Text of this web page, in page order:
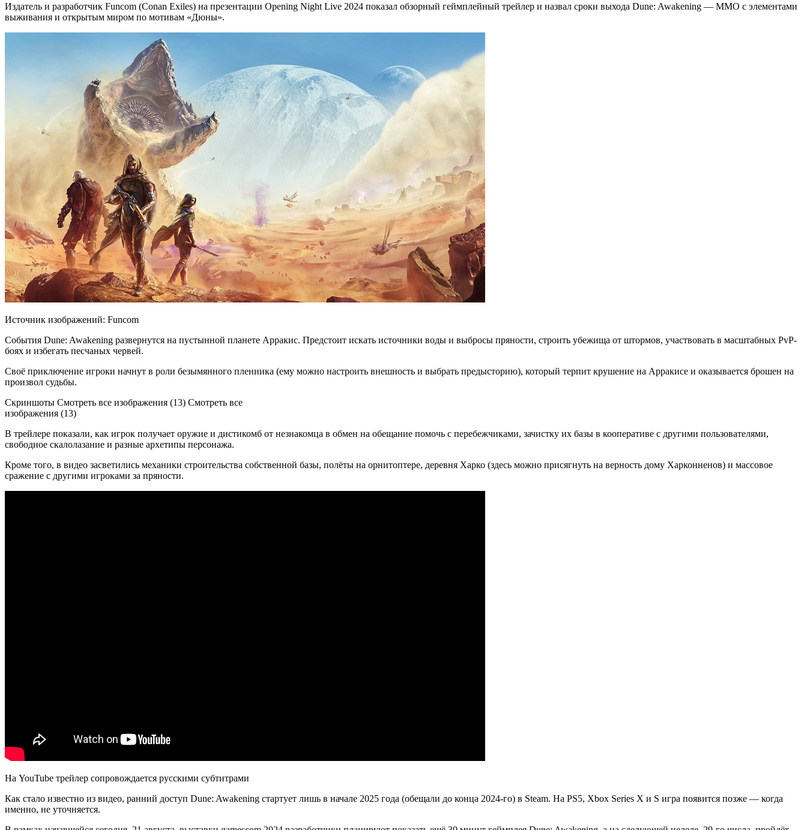
Издатель и разработчик Funcom (Conan Exiles) на презентации Opening Night Live 2024 показал обзорный геймплейный трейлер и назвал сроки выхода Dune: Awakening — MMO c элементами
выживания и открытым миром по мотивам «Дюны».
Источник изображений: Funcom
События Dune: Awakening развернутся на пустынной планете Арракис. Предстоит искать источники воды и выбросы пряности, строить убежища от штормов, участвовать в масштабных PvP-
боях и избегать песчаных червей.
Своё приключение игроки начнут в роли безымянного пленника (ему можно настроить внешность и выбрать предысторию), который терпит крушение на Арракисе и оказывается брошен на
произвол судьбы.
Скриншоты Смотреть все изображения (13) Смотреть все
изображения (13)
В трейлере показали, как игрок получает оружие и дистикомб от незнакомца в обмен на обещание помочь с перебежчиками, зачистку их базы в кооперативе с другими пользователями,
свободное скалолазание и разные архетипы персонажа.
Кроме того, в видео засветились механики строительства собственной базы, полёты на орнитоптере, деревня Харко (здесь можно присягнуть на верность дому Харконненов) и массовое
сражение с другими игроками за пряности.
На YouTube трейлер сопровождается русскими субтитрами
Как стало известно из видео, ранний доступ Dune: Awakening стартует лишь в начале 2025 года (обещали до конца 2024-го) в Steam. На PS5, Xbox Series X и S игра появится позже — когда
именно, не уточняется.